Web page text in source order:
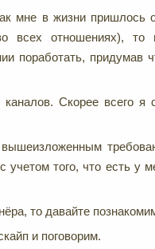
мне в жизни пришлось
всех отношениях), то
поработать, придумав
Скорее всего я
учетом того, что есть у
то давайте
и поговорим.